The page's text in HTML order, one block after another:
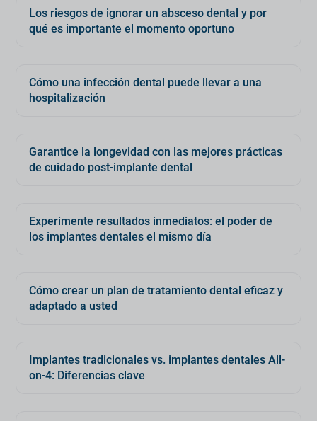
Los riesgos de ignorar un absceso dental y por
qué es importante el momento oportuno
Cómo una infección dental puede llevar a una
hospitalización
Garantice la longevidad con las mejores prácticas
de cuidado post-implante dental
Experimente resultados inmediatos: el poder de
los implantes dentales el mismo día
Cómo crear un plan de tratamiento dental eficaz y
adaptado a usted
Implantes tradicionales vs. implantes dentales All-
on-4: Diferencias clave